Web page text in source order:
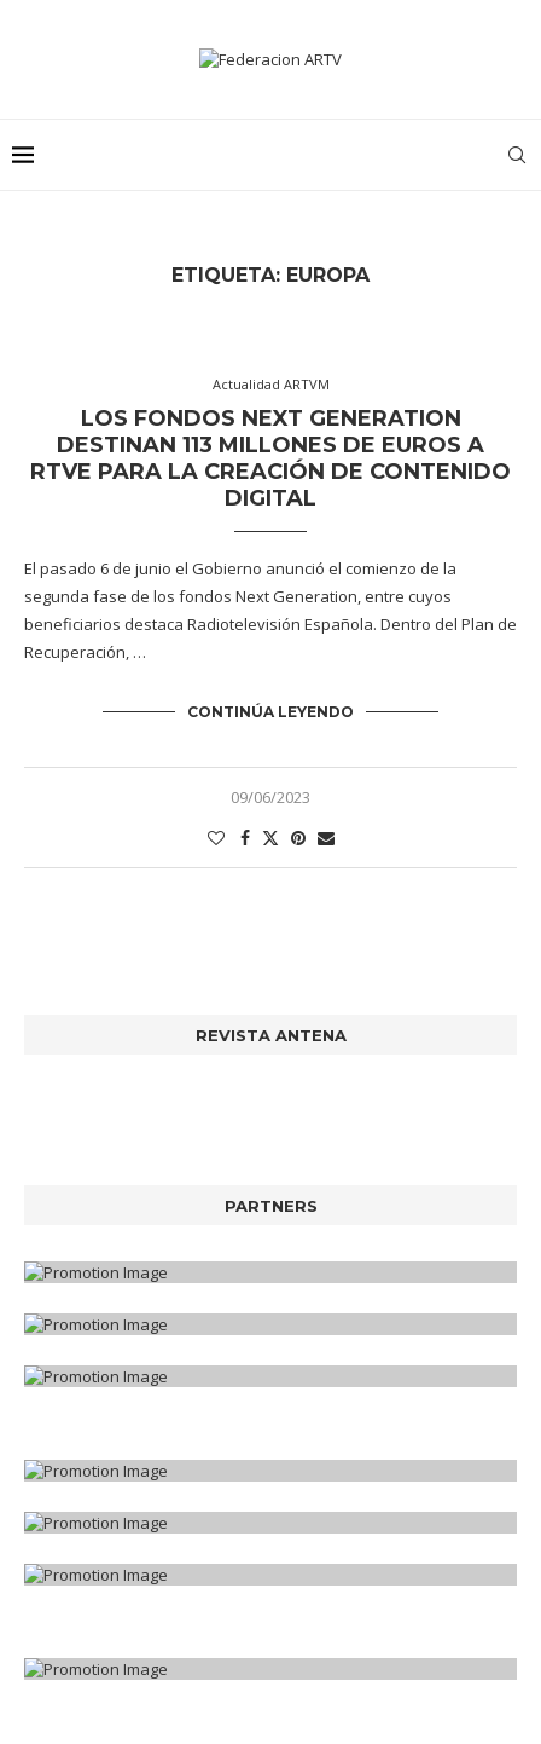
ETIQUETA: EUROPA
Actualidad ARTVM
LOS FONDOS NEXT GENERATION
DESTINAN 113 MILLONES DE EUROS A
RTVE PARA LA CREACIÓN DE CONTENIDO
DIGITAL
El pasado 6 de junio el Gobierno anunció el comienzo de la
segunda fase de los fondos Next Generation, entre cuyos
beneficiarios destaca Radiotelevisión Española. Dentro del Plan de
Recuperación, …
CONTINÚA LEYENDO
09/06/2023
REVISTA ANTENA
PARTNERS